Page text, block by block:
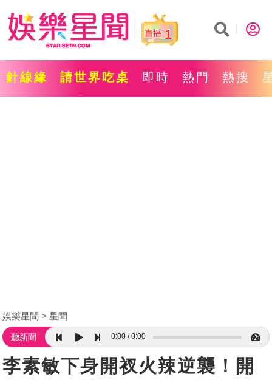
1
針線緣 請世界吃桌 即時 熱門 熱搜
娛樂星聞 星聞
聽新聞 0:00 0:00
李素敏下身開衩火辣逆襲！開